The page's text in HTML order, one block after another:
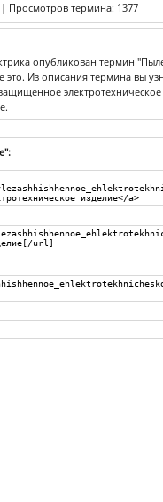
| Просмотров термина: 1377
опубликован термин
Из описания термина вы
электротехническое